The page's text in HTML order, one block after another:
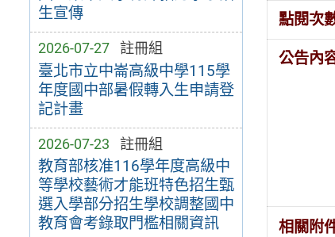
生宣傳
2026-07-27 註冊組
臺北市立中崙高級中學115學
年度國中部暑假轉入生申請登
記計畫
2026-07-23 註冊組
教育部核准116學年度高級中
等學校藝術才能班特色招生甄
選入學部分招生學校調整國中
教育會考錄取門檻相關資訊
點閱次
公告內
相關附